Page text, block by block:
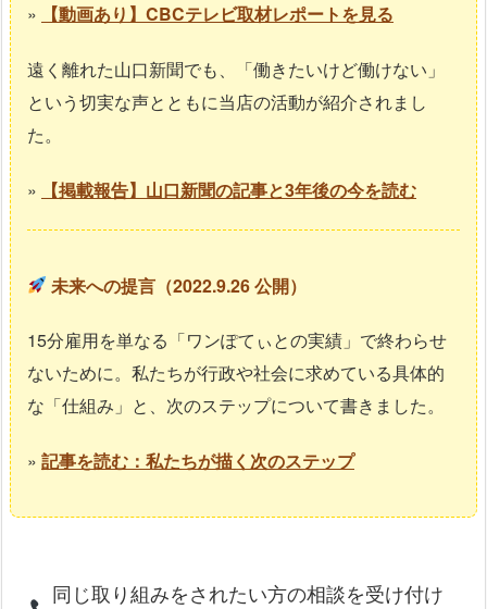
» 【動画あり】CBCテレビ取材レポートを見る
遠く離れた山口新聞でも、「働きたいけど働けない」
という切実な声とともに当店の活動が紹介されまし
た。
» 【掲載報告】山口新聞の記事と3年後の今を読む
未来への提言（2022.9.26 公開）
15分雇用を単なる「ワンぽてぃとの実績」で終わらせ
ないために。私たちが行政や社会に求めている具体的
な「仕組み」と、次のステップについて書きました。
» 記事を読む：私たちが描く次のステップ
同じ取り組みをされたい方の相談を受け付け